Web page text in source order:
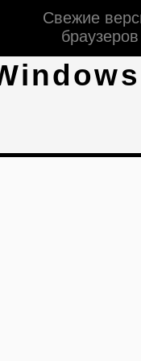
Свежие
браузеров